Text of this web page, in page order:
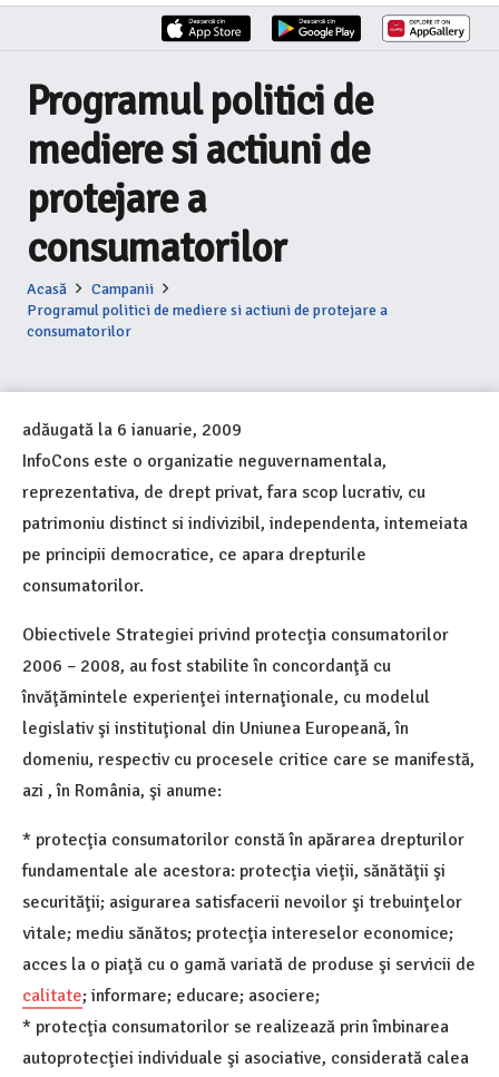
Programul politici de
mediere si actiuni de
protejare a
consumatorilor
Acasă
Campanii
Programul politici de mediere si actiuni de protejare a
consumatorilor
adăugată la 6 ianuarie, 2009
InfoCons este o organizatie neguvernamentala,
reprezentativa, de drept privat, fara scop lucrativ, cu
patrimoniu distinct si indivizibil, independenta, intemeiata
pe principii democratice, ce apara drepturile
consumatorilor.
Obiectivele Strategiei privind protecţia consumatorilor
2006 – 2008, au fost stabilite în concordanţă cu
învăţămintele experienţei internaţionale, cu modelul
legislativ şi instituţional din Uniunea Europeană, în
domeniu, respectiv cu procesele critice care se manifestă,
azi , în România, şi anume:
* protecţia consumatorilor constă în apărarea drepturilor
fundamentale ale acestora: protecţia vieţii, sănătăţii şi
securităţii; asigurarea satisfacerii nevoilor şi trebuinţelor
vitale; mediu sănătos; protecţia intereselor economice;
acces la o piaţă cu o gamă variată de produse şi servicii de
calitate; informare; educare; asociere;
* protecţia consumatorilor se realizează prin îmbinarea
autoprotecţiei individuale şi asociative, considerată calea